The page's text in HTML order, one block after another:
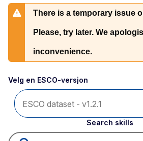
There is a temporary issue
Please, try later. We
inconvenience.
Velg en ESCO-versjon
Search skills